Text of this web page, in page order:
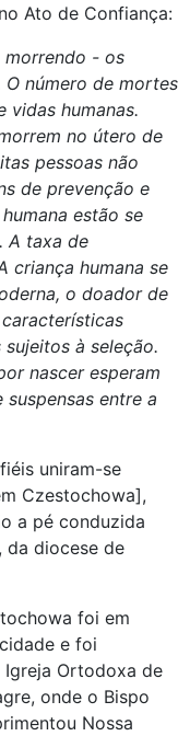
Ato de Confiança:
morrendo - os
número de mortes
vidas humanas.
no útero de
pessoas não
de prevenção e
estão se
A taxa de
criança humana se
o doador de
à seleção.
nascer esperam
entre a
uniram-se
Czestochowa],
a pé conduzida
da diocese de
foi em
e foi
Ortodoxa de
onde o Bispo
Nossa